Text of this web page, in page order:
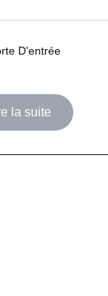
D'entrée
la suite